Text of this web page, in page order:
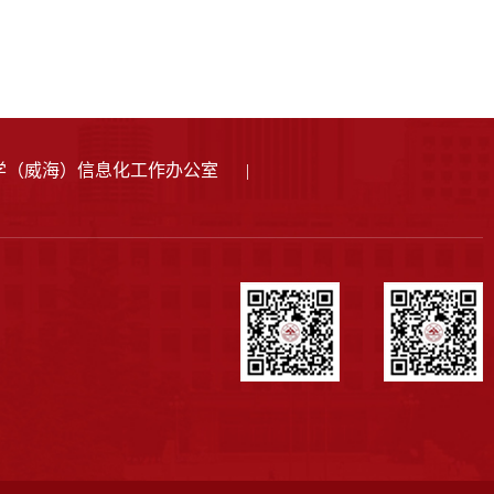
（威海）信息化工作办公室 |